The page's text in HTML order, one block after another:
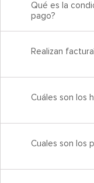
Qué es la
pago?
Realizan
Cuáles son los
Cuales son los